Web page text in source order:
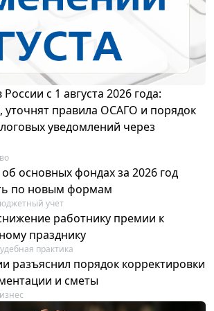
с 1 августа 2026 года:
уточнят правила ОСАГО и порядок
уведомлений через
основных фондах за 2026 год
по новым формам
учет
работнику премии к
празднику
практика
разъяснил порядок корректировки
и сметы